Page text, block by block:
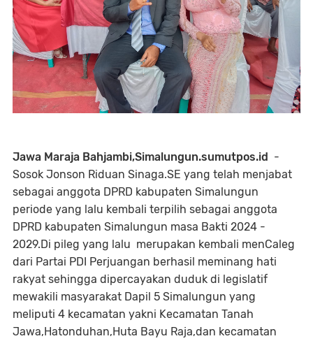
Jawa Maraja Bahjambi,Simalungun.sumutpos.id -
Sosok Jonson Riduan Sinaga.SE yang telah menjabat
sebagai anggota DPRD kabupaten Simalungun
periode yang lalu kembali terpilih sebagai anggota
DPRD kabupaten Simalungun masa Bakti 2024 -
2029.Di pileg yang lalu merupakan kembali menCaleg
dari Partai PDI Perjuangan berhasil meminang hati
rakyat sehingga dipercayakan duduk di legislatif
mewakili masyarakat Dapil 5 Simalungun yang
meliputi 4 kecamatan yakni Kecamatan Tanah
Jawa,Hatonduhan,Huta Bayu Raja,dan kecamatan